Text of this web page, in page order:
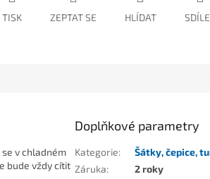
TISK ZEPTAT SE HLÍDAT
v chladném
bude vždy cítit
Doplňkové parametry
Kategorie:
Šátky, čepice,
Záruka:
2 roky